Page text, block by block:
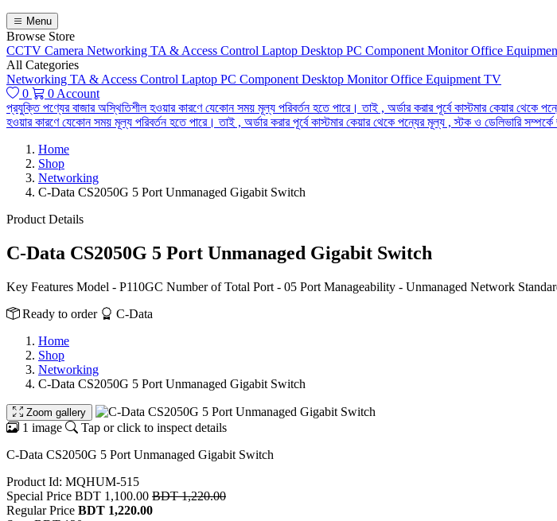
Menu
Browse Store
CCTV Camera Networking TA & Access Control Laptop Desktop PC Component MonitorOffice
All Categories
Networking TA & Access Control Laptop PC Component Desktop MonitorOffice Equipment TV
0
0 Account
প্রযুক্তি পণ্যের বাজার অস্থিতিশীল হওয়ার কারণে যেকোন সময় মূল্য পরিবর্তন হতে পারে। তাই , অর্ডার করার পূর্বে কাস্টমার কেয়ার
হওয়ার কারণে যেকোন সময় মূল্য পরিবর্তন হতে পারে। তাই , অর্ডার করার পূর্বে কাস্টমার কেয়ার থেকে পন্যের মূল্য , স্টক ও ডেলিভারি
Home
Shop
Networking
C-Data CS2050G 5 Port Unmanaged Gigabit Switch
Product Details
C-Data CS2050G 5 Port Unmanaged Gigabit Switch
Key Features Model - P110GC Number of Total Port - 05 Port Manageability - Unmanaged Network
Ready to order
C-Data
Home
Shop
Networking
C-Data CS2050G 5 Port Unmanaged Gigabit Switch
Zoom gallery
1 image
Tap or click to inspect details
C-Data CS2050G 5 Port Unmanaged Gigabit Switch
Product Id: MQHUM-515
Special Price BDT 1,100.00 BDT 1,220.00
Regular Price BDT 1,220.00